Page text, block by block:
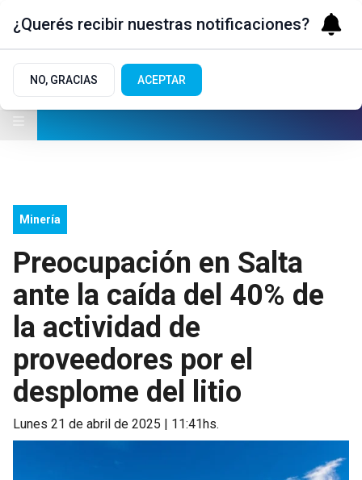
Minería
Preocupación en Salta
ante la caída del 40% de
la actividad de
proveedores por el
desplome del litio
lunes 21 de abril de 2025 | 11:41hs.
¿Querés recibir nuestras notificaciones?
NO, GRACIAS ACEPTAR